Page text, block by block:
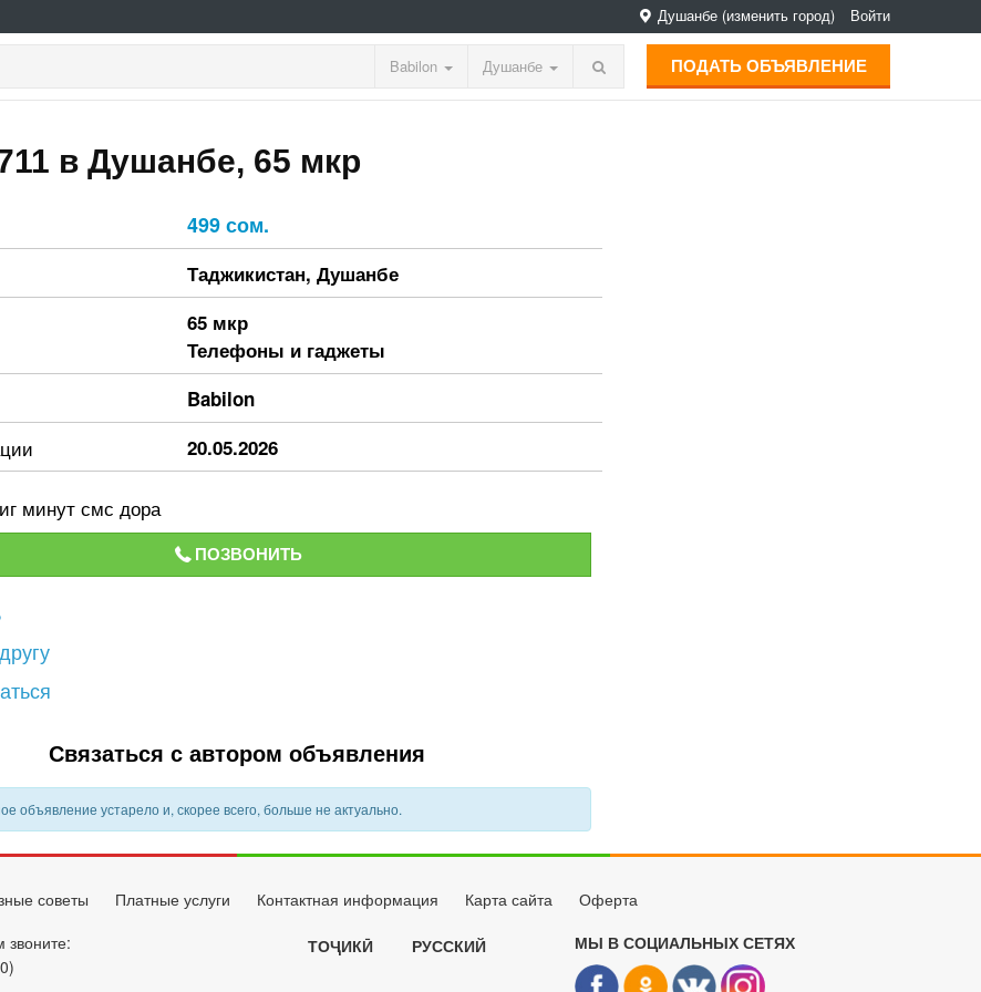
Душанбе (изменить город) Войти
Babilon Душанбе ПОДАТЬ ОБЪЯВЛЕНИЕ
в Душанбе, 65 мкр
499 сом.
Таджикистан, Душанбе
65 мкр
Телефоны и гаджеты
Babilon
20.05.2026
минут смс дора
ПОЗВОНИТЬ
Связаться с автором объявления
объявление устарело и, скорее всего, больше не актуально.
советы Платные услуги Контактная информация Карта сайта Оферта
звоните: ТОҶИКӢ РУССКИЙ МЫ В СОЦИАЛЬНЫХ СЕТЯХ